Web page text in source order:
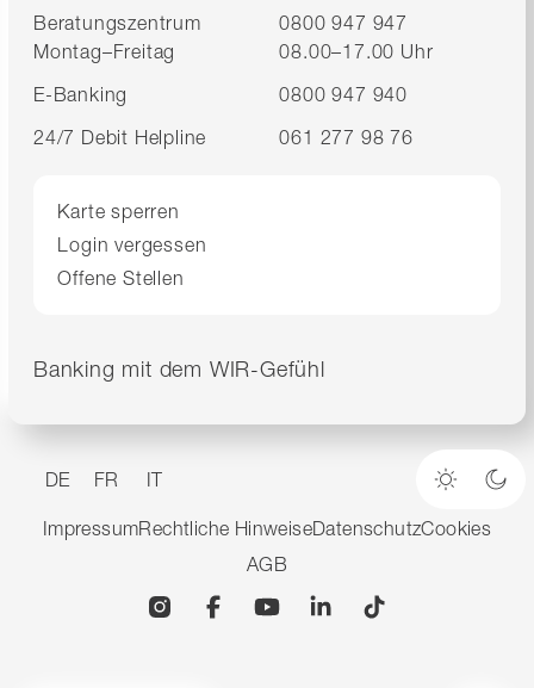
Beratungszentrum
0800 947 947
Montag–Freitag
08.00–17.00 Uhr
E-Banking
0800 947 940
24/7 Debit Helpline
061 277 98 76
Karte sperren
Login vergessen
Offene Stellen
Banking mit dem WIR-Gefühl
DE FR IT
Heller
ImpressumRechtliche HinweiseDatenschutzCookies
AGB
InstagramFacebookYouTubeLinkedin